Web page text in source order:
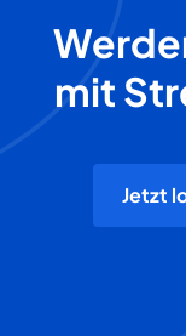
mit
Jetzt